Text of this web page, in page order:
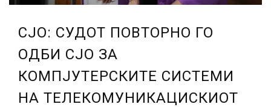
СЈО: СУДОТ ПОВТОРНО ГО
ОДБИ СЈО ЗА
КОМПЈУТЕРСКИТЕ СИСТЕМИ
НА ТЕЛЕКОМУНИКАЦИСКИОТ